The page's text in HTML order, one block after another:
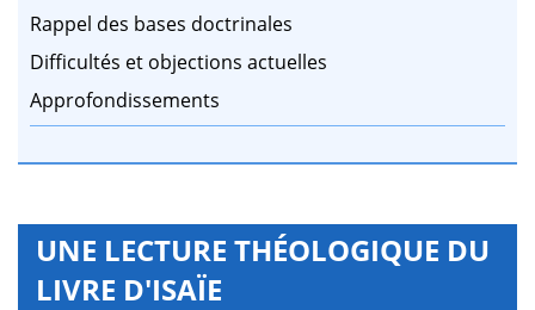
Rappel des bases doctrinales
Difficultés et objections actuelles
Approfondissements
UNE LECTURE THÉOLOGIQUE DU
LIVRE D'ISAÏE